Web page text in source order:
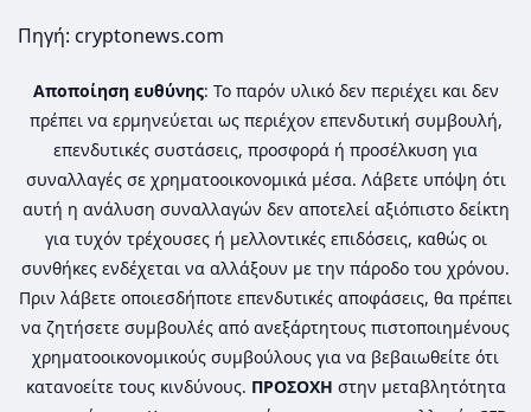
Πηγή: cryptonews.com
Αποποίηση ευθύνης: Το παρόν υλικό δεν περιέχει και δεν
πρέπει να ερμηνεύεται ως περιέχον επενδυτική συμβουλή,
επενδυτικές συστάσεις, προσφορά ή προσέλκυση για
συναλλαγές σε χρηματοοικονομικά μέσα. Λάβετε υπόψη ότι
αυτή η ανάλυση συναλλαγών δεν αποτελεί αξιόπιστο δείκτη
για τυχόν τρέχουσες ή μελλοντικές επιδόσεις, καθώς οι
συνθήκες ενδέχεται να αλλάξουν με την πάροδο του χρόνου.
Πριν λάβετε οποιεσδήποτε επενδυτικές αποφάσεις, θα πρέπει
να ζητήσετε συμβουλές από ανεξάρτητους πιστοποιημένους
χρηματοοικονομικούς συμβούλους για να βεβαιωθείτε ότι
κατανοείτε τους κινδύνους. ΠΡΟΣΟΧΗ στην μεταβλητότητα